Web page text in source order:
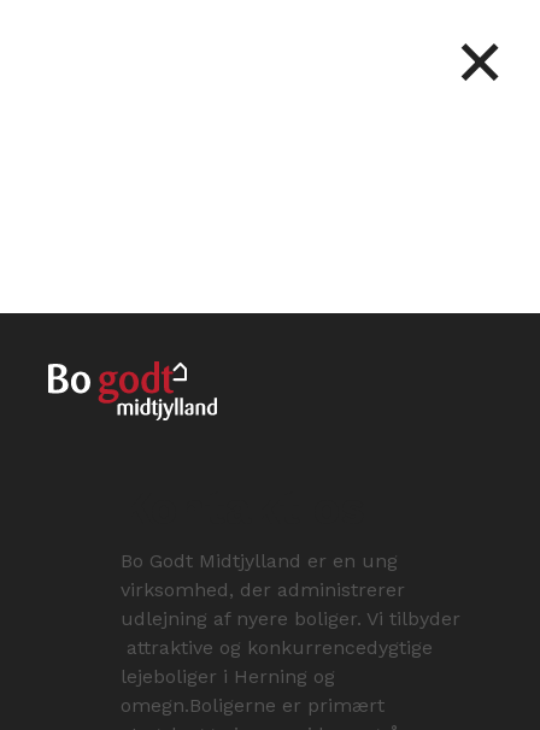
×
Bo Godt Midtjylland er en ung
virksomhed, der administrerer
udlejning af nyere boliger. Vi tilbyder
attraktive og konkurrencedygtige
lejeboliger i Herning og
omegn.Boligerne er primært